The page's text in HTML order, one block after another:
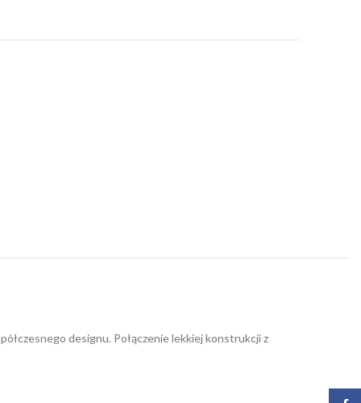
designu. Połączenie lekkiej konstrukcji z